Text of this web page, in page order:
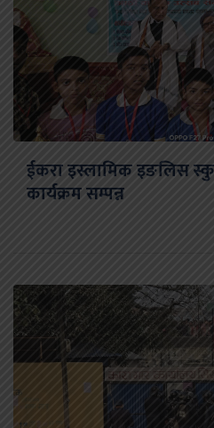
ईकरा इस्लामिक इङलिस
कार्यक्रम सम्पन्न